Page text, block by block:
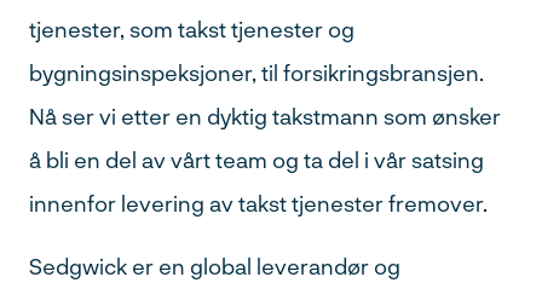
Søk
etter:
tjenester, som takst tjenester og
bygningsinspeksjoner, til forsikringsbransjen.
Nå ser vi etter en dyktig takstmann som ønsker
å bli en del av vårt team og ta del i vår satsing
innenfor levering av takst tjenester fremover.
Sedgwick er en global leverandør og